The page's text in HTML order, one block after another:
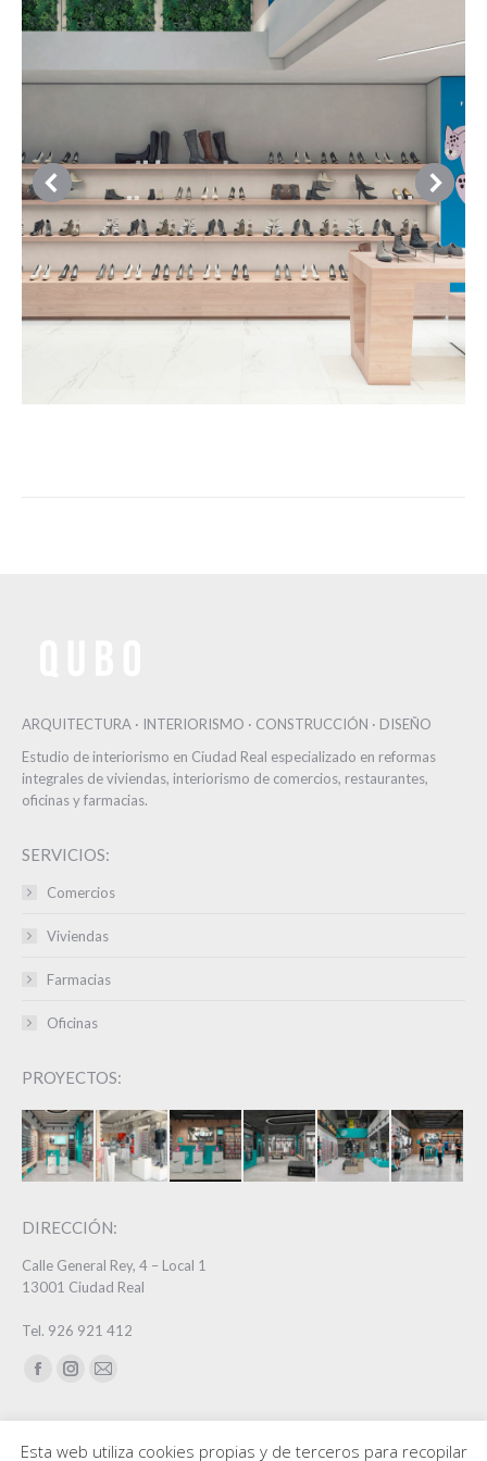
ARQUITECTURA · INTERIORISMO · CONSTRUCCIÓN · DISEÑO
Estudio de interiorismo en Ciudad Real especializado en reformas
integrales de viviendas, interiorismo de comercios, restaurantes,
oficinas y farmacias.
SERVICIOS:
Comercios
Viviendas
Farmacias
Oficinas
PROYECTOS:
DIRECCIÓN:
Calle General Rey, 4 – Local 1
13001 Ciudad Real
Tel. 926 921 412
Encuéntranos en:
FacebookInstagram
Esta web utiliza cookies propias y de terceros para recopilar